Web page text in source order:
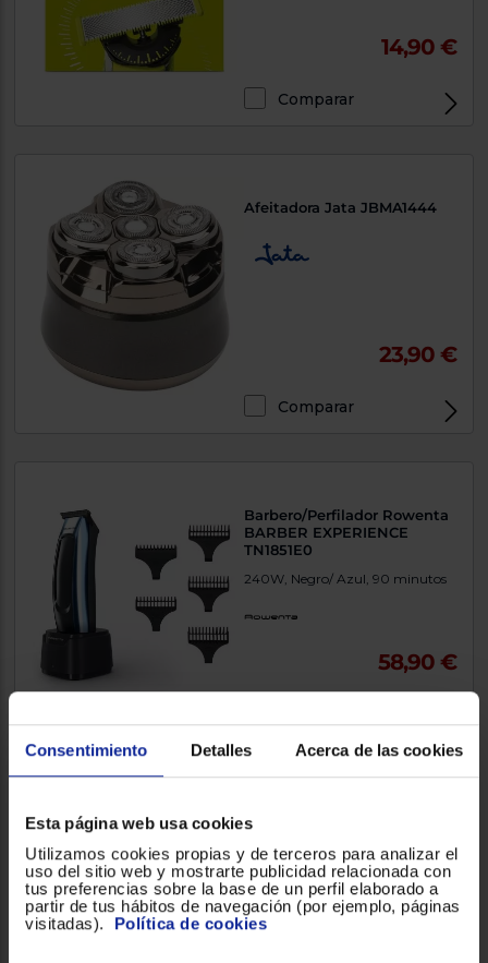
Consentimiento Detalles Acerca de las cookies
Esta página web usa cookies
Utilizamos cookies propias y de terceros para analizar el
uso del sitio web y mostrarte publicidad relacionada con
tus preferencias sobre la base de un perfil elaborado a
partir de tus hábitos de navegación (por ejemplo, páginas
visitadas). Política de cookies
14,90 €
Comparar
Afeitadora Jata JBMA1444
23,90 €
Comparar
Barbero/Perfilador Rowenta
BARBER EXPERIENCE
TN1851E0
240W, Negro/ Azul, 90 minutos
58,90 €
Afeitadora facial Philips
Gris
4.3101000
(2609)